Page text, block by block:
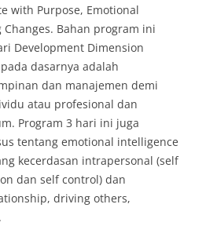
with Purpose, Emotional
Bahan program ini
Development Dimension
dasarnya adalah
dan manajemen demi
atau profesional dan
Program 3 hari ini juga
tentang emotional intelligence
kecerdasan intrapersonal (self
dan self control) dan
driving others,